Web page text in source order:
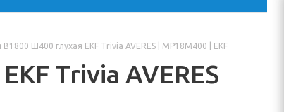
Ш400 глухая EKF Trivia AVERES | MP18M400 | EKF
Trivia AVERES